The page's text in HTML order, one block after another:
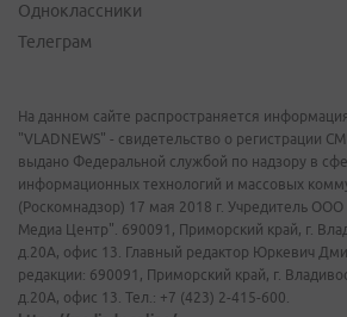
Одноклассники
Телеграм
На данном сайте распространяется
"VLADNEWS" - свидетельство о регистрации
выдано Федеральной службой по надзору в
информационных технологий и массовых
(Роскомнадзор) 17 мая 2018 г. Учредитель
Медиа Центр". 690091, Приморский край, г.
д.20А, офис 13. Главный редактор Юркевич
редакции: 690091, Приморский край, г.
д.20А, офис 13. Тел.: +7 (423) 2-415-600.